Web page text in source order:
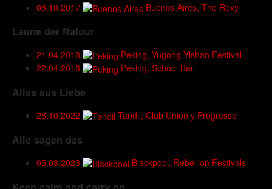
08.10.2017 Buenos Aires, The Roxy
Laune der Natour
21.04.2018
Peking, Yugong Yishan Festival
22.04.2018
Peking, School Bar
Alles aus Liebe
28.10.2022 Tandil, Club Union y Progresso
Alle sagen das
05.08.2023 Blackpool, Rebellion Festivals